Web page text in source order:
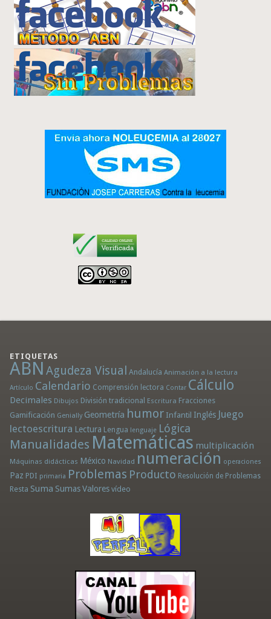
ETIQUETAS
ABN Agudeza Visual Andalucía Animación a la lectura
Artículo Calendario Comprensión lectora Contar Cálculo
Decimales Dibujos División tradicional Escritura Fracciones
Gamificación Genially Geometría humor Infantil Inglés Juego
lectoescritura Lectura Lengua lenguaje Lógica
Manualidades Matemáticas multiplicación
Máquinas didácticas México Navidad numeración operaciones
Paz PDI primaria Problemas Producto Resolución de Problemas
Resta Suma Sumas Valores vídeo